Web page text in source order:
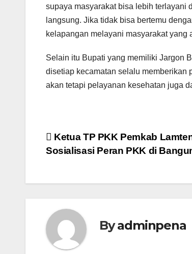
supaya masyarakat bisa lebih terlayani
langsung. Jika tidak bisa bertemu
kelapangan melayani masyarakat
Selain itu Bupati yang memiliki Jargon
disetiap kecamatan selalu memberikan
akan tetapi pelayanan kesehatan juga
Navigasi
Ketua TP PKK Pemkab
Sosialisasi Peran PKK di
Byadminpena